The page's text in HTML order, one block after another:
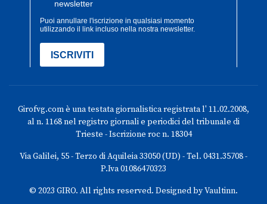
Girofvg.com è una testata giornalistica registrata l' 11.02.2008,
al n. 1168 nel registro giornali e periodici del tribunale di
Trieste - Iscrizione roc n. 18304
Via Galilei, 55 - Terzo di Aquileia 33050 (UD) - Tel. 0431.35708 -
P.Iva 01086470323
© 2023 GIRO. All rights reserved. Designed by Vaultinn.